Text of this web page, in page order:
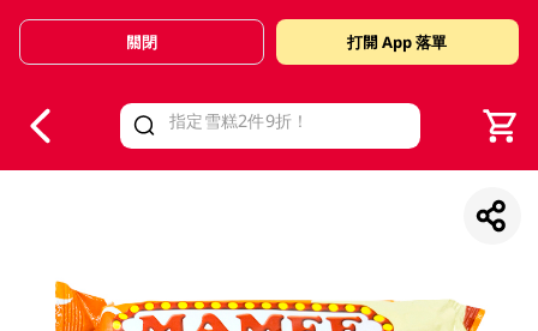
Valid Until 30 June 2026
關閉 打開 App 落單